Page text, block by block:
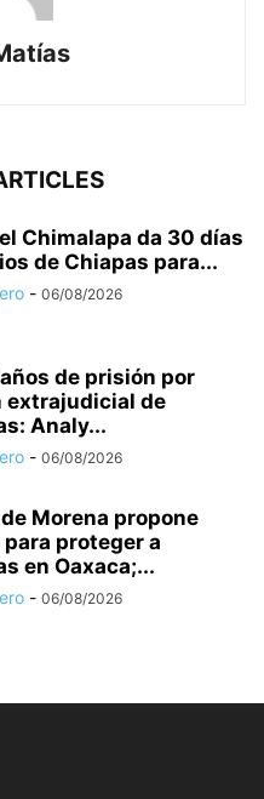
Chimalapa da 30 días
de Chiapas para...
- 06/08/2026
de prisión por
extrajudicial de
Analy...
- 06/08/2026
Morena propone
proteger a
en Oaxaca;...
- 06/08/2026